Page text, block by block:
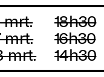
mrt. 18h30
mrt. 16h30
mrt. 14h30